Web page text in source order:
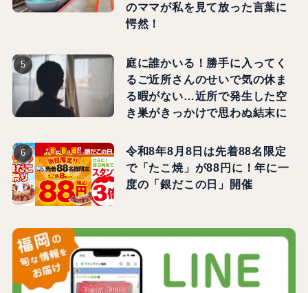
のママが私を見て放った言葉に
愕然！
庭に誰かいる！勝手に入ってく
るご近所さんのせいで気の休ま
る暇がない…近所で発生した空
き巣がきっかけで思わぬ結末に
令和8年8月8日は先着88名限定
で「たこ焼」が88円に！年に一
度の「銀だこの日」開催